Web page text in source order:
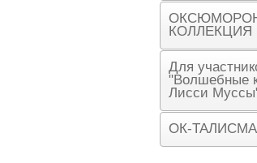
КОЛЛЕКЦИЯ
Для
"Волшебные
Лисси
ОК-